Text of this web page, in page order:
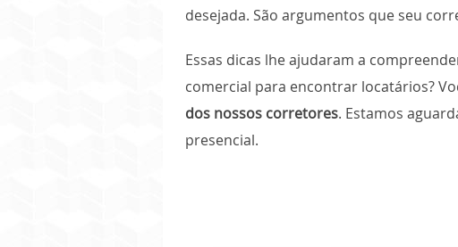
desejada. São argumentos que seu
Essas dicas lhe ajudaram a
comercial para encontrar locatários?
dos nossos corretores. Estamos
presencial.